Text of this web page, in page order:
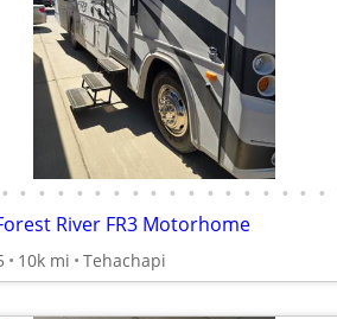
• • • • • • • • • • • • • • • • • •
River FR3 Motorhome
10k mi Tehachapi